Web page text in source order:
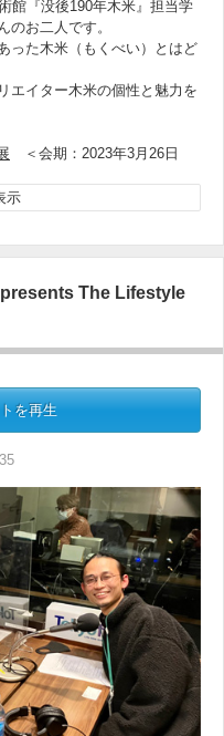
館『没後190年木米』担当学
のお二人です。
った木米（もくべい）とはど
エイター木米の個性と魅力を
＜会期：2023年3月26日
示
The Lifestyle
を再生